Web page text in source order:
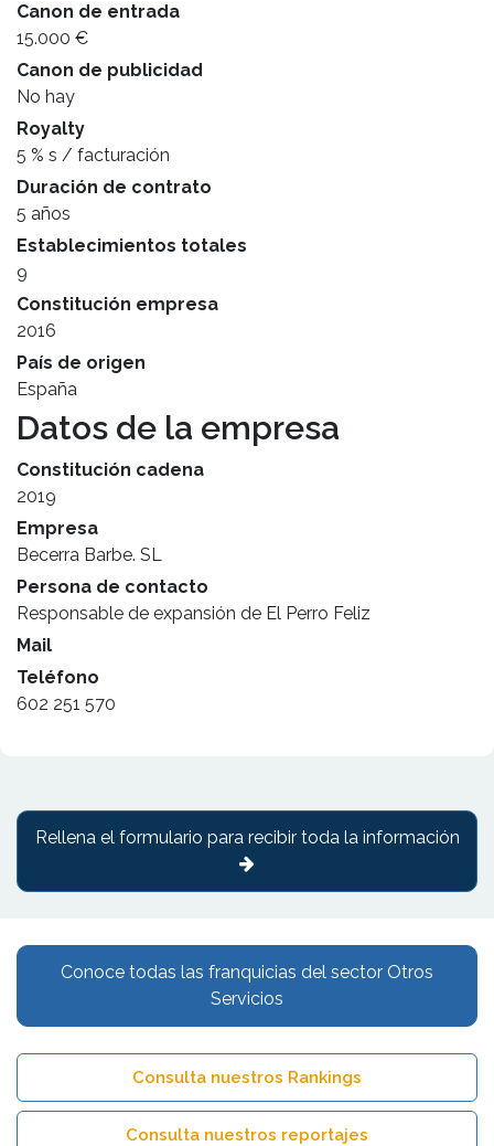
Canon de entrada
15.000 €
Canon de publicidad
No hay
Royalty
5 % s / facturación
Duración de contrato
5 años
Establecimientos totales
9
Constitución empresa
2016
País de origen
España
Datos de la empresa
Constitución cadena
2019
Empresa
Becerra Barbe. SL
Persona de contacto
Responsable de expansión de El Perro Feliz
Mail
Teléfono
602 251 570
Conoce todas las franquicias del sector Otros
Servicios
Consulta nuestros Rankings
Consulta nuestros reportajes